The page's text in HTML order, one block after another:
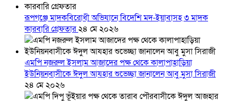
রূপগঞ্জে মাদকবিরোধী অভিযানে বিদেশি মদ-ইয়াবাসহ ৩ মাদক
কারবারি গ্রেফতার২৪ মে ২০২৬
এমপি নজরুল ইসলাম আজাদের পক্ষ থেকে কালাপাহাড়িয়া
ইউনিয়নবাসীকে ঈদুল আযহার শুভেচ্ছা জানালেন আবু মুসা সিরাজী
২৪ মে ২০২৬